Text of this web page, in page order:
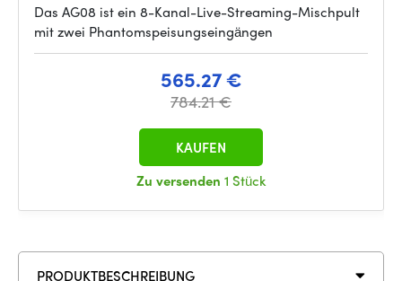
Das AG08 ist ein 8-Kanal-Live-Streaming-Mischpult
mit zwei Phantomspeisungseingängen
565.27 €
784.21 €
Zu versenden 1 Stück
KAUFEN
PRODUKTBESCHREIBUNG